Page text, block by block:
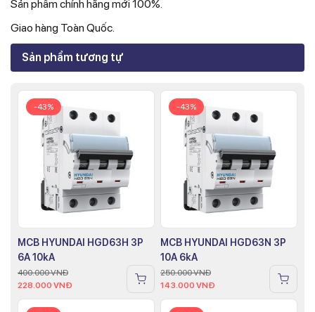
Sản phẩm chính hãng mới 100%.
Giao hàng Toàn Quốc.
Sản phẩm tương tự
-43%
MCB HYUNDAI HGD63H 3P
6A 10kA
400.000VNĐ
228.000 VNĐ
-43%
MCB HYUNDAI HGD63N 3P
10A 6kA
250.000VNĐ
143.000 VNĐ